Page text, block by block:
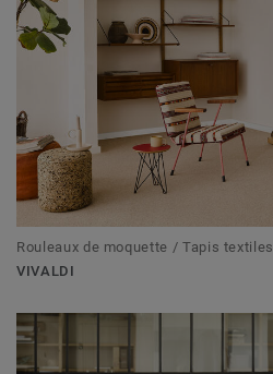
Rouleaux de moquette / Tapis textiles
VIVALDI